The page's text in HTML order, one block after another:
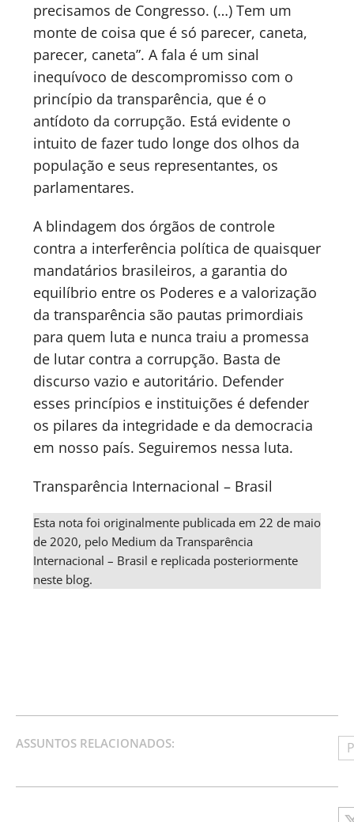
precisamos de Congresso. (…) Tem um
monte de coisa que é só parecer, caneta,
parecer, caneta”. A fala é um sinal
inequívoco de descompromisso com o
princípio da transparência, que é o
antídoto da corrupção. Está evidente o
intuito de fazer tudo longe dos olhos da
população e seus representantes, os
parlamentares.
A blindagem dos órgãos de controle
contra a interferência política de quaisquer
mandatários brasileiros, a garantia do
equilíbrio entre os Poderes e a valorização
da transparência são pautas primordiais
para quem luta e nunca traiu a promessa
de lutar contra a corrupção. Basta de
discurso vazio e autoritário. Defender
esses princípios e instituições é defender
os pilares da integridade e da democracia
em nosso país. Seguiremos nessa luta.
Transparência Internacional – Brasil
Esta nota foi originalmente publicada em 22 de maio
de 2020, pelo Medium da Transparência
Internacional – Brasil e replicada posteriormente
neste blog.
ASSUNTOS RELACIONADOS: